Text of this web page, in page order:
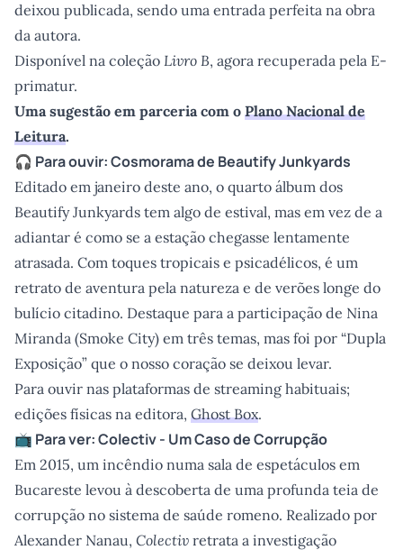
deixou publicada, sendo uma entrada perfeita na obra
da autora.
Disponível na coleção Livro B, agora recuperada pela E-
primatur.
Uma sugestão em parceria com o Plano Nacional de
Leitura.
🎧 Para ouvir:Cosmoramade Beautify Junkyards
Editado em janeiro deste ano, o quarto álbum dos
Beautify Junkyards tem algo de estival, mas em vez de a
adiantar é como se a estação chegasse lentamente
atrasada. Com toques tropicais e psicadélicos, é um
retrato de aventura pela natureza e de verões longe do
bulício citadino. Destaque para a participação de Nina
Miranda (Smoke City) em três temas, mas foi por “Dupla
Exposição” que o nosso coração se deixou levar.
Para ouvir nas plataformas de streaming habituais;
edições físicas na editora, Ghost Box.
📺 Para ver: Colectiv - Um Caso de Corrupção
Em 2015, um incêndio numa sala de espetáculos em
Bucareste levou à descoberta de uma profunda teia de
corrupção no sistema de saúde romeno. Realizado por
Alexander Nanau, Colectiv retrata a investigação